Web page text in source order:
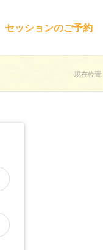
セッションのご予約
現在位置: